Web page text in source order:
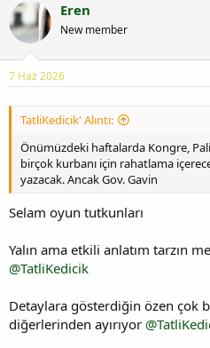
Eren
New member
7 Haz 2026
TatliKedicik' Alıntı:
Önümüzdeki haftalarda Kongre,
birçok kurbanı için rahatlama
yazacak. Ancak Gov. Gavin
Selam oyun tutkunları
Yalın ama etkili anlatım tarzın
@TatliKedicik
Detaylara gösterdiğin özen çok
diğerlerinden ayırıyor